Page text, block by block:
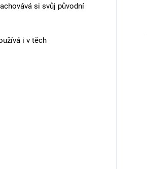
si svůj původní
i v těch